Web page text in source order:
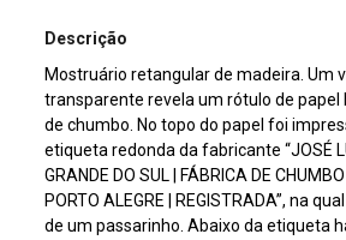
Descrição
Mostruário retangular de madeira. Um
transparente revela um rótulo de papel
de chumbo. No topo do papel foi
etiqueta redonda da fabricante “JOSÉ
GRANDE DO SUL | FÁBRICA DE
PORTO ALEGRE | REGISTRADA”, na
de um passarinho. Abaixo da etiqueta